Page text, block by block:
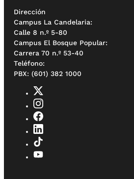
Dirección
Campus La Candelaria:
Calle 8 n.º 5-80
Campus El Bosque Popular:
Carrera 70 n.º 53-40
Teléfono:
PBX: (601) 382 1000